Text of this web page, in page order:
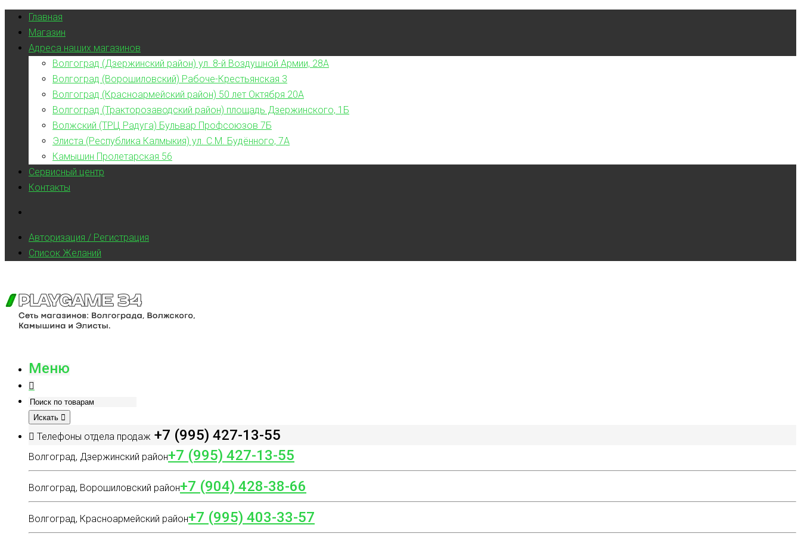
Главная
Магазин
Адреса наших магазинов
Волгоград (Дзержинский район) ул. 8-й Воздушной Армии, 28А
Волгоград (Ворошиловский) Рабоче-Крестьянская 3
Волгоград (Красноармейский район) 50 лет Октября 20А
Волгоград (Тракторозаводский район) площадь Дзержинского, 1Б
Волжский (ТРЦ Радуга) Бульвар Профсоюзов 7Б
Элиста (Республика Калмыкия) ул. С.М. Будённого, 7А
Камышин Пролетарская 56
Сервисный центр
Контакты
Авторизация / Регистрация
Список Желаний
Меню
Искать
Телефоны отдела продаж +7 (995) 427-13-55
Волгоград, Дзержинский район+7 (995) 427-13-55
Волгоград, Ворошиловский район+7 (904) 428-38-66
Волгоград, Красноармейский район+7 (995) 403-33-57